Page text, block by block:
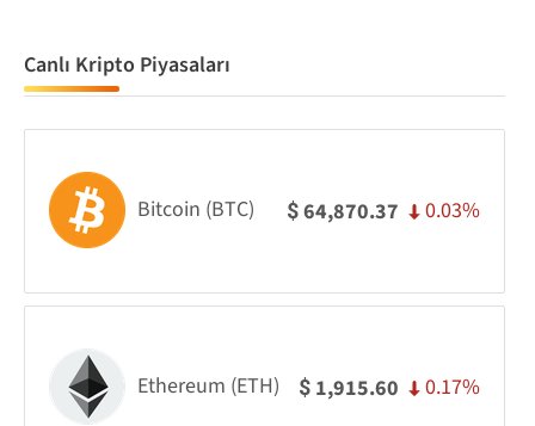
Canlı Kripto Piyasaları
Bitcoin (BTC) $64,870.37 0.03%
Ethereum (ETH) $ 1,915.60 0.17%